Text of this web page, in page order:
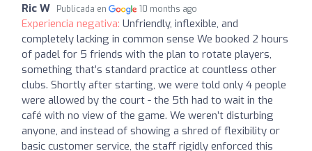
Ric W Publicada en 10 months ago
Experiencia negativa: Unfriendly, inflexible, and
completely lacking in common sense We booked 2 hours
of padel for 5 friends with the plan to rotate players,
something that’s standard practice at countless other
clubs. Shortly after starting, we were told only 4 people
were allowed by the court - the 5th had to wait in the
café with no view of the game. We weren’t disturbing
anyone, and instead of showing a shred of flexibility or
basic customer service, the staff rigidly enforced this